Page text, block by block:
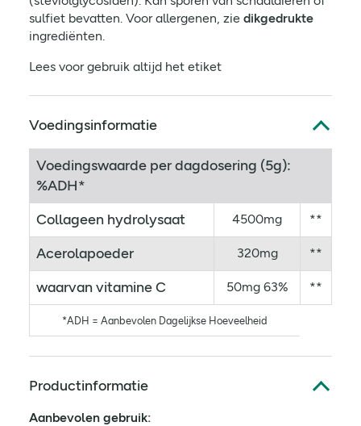
sulfiet bevatten. Voor allergenen, zie dikgedrukte
ingrediënten.
Lees voor gebruik altijd het etiket
Voedingsinformatie
Voedingswaarde per dagdosering (5g):
%ADH*
Collageen hydrolysaat
4500mg **
Acerolapoeder 320mg **
waarvan vitamine C 50mg 63% **
*ADH = Aanbevolen Dagelijkse Hoeveelheid
Productinformatie
Aanbevolen gebruik: